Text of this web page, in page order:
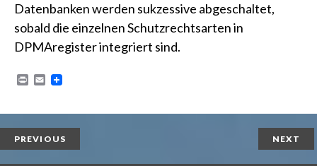
Datenbanken werden sukzessive abgeschaltet,
sobald die einzelnen Schutzrechtsarten in
DPMAregister integriert sind.
P
n
t
E
i
l
PREVIOUS NEXT